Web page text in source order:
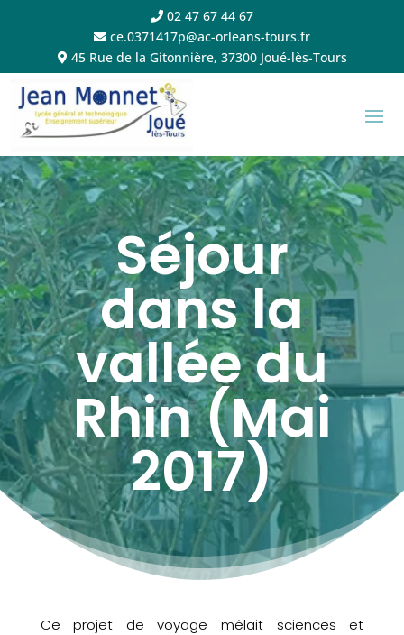
02 47 67 44 67
ce.0371417p@ac-orleans-tours.fr
45 Rue de la Gitonnière, 37300 Joué-lès-Tours
Séjour
dans la
vallée du
Rhin (Mai
2017)
Ce projet de voyage mêlait sciences et